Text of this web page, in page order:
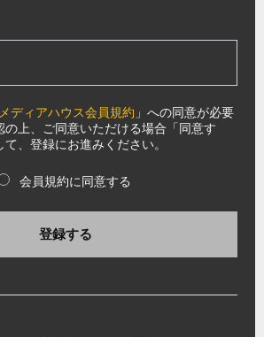
ディアハウス会員規約 」への同意が必要
の上、ご同意いただける場合「同意す
、登録にお進みください。
会員規約に同意する
登録する